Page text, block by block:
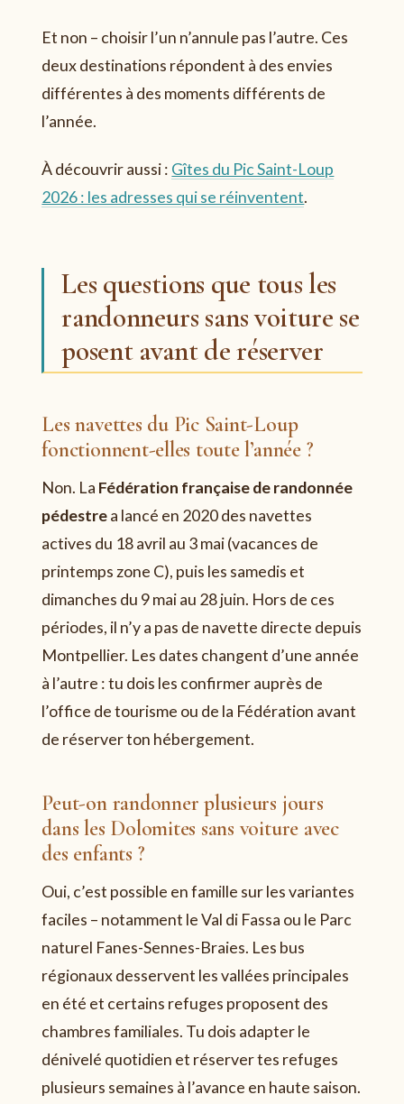
Et non – choisir l’un n’annule pas l’autre. Ces
deux destinations répondent à des envies
différentes à des moments différents de
l’année.
À découvrir aussi : Gîtes du Pic Saint-Loup
2026 : les adresses qui se réinventent.
Les questions que tous les
randonneurs sans voiture se
posent avant de réserver
Les navettes du Pic Saint-Loup
fonctionnent-elles toute l’année ?
Non. La Fédération française de randonnée
pédestrea lancé en 2020 des navettes
actives du 18 avril au 3 mai (vacances de
printemps zone C), puis les samedis et
dimanches du 9 mai au 28 juin. Hors de ces
périodes, il n’y a pas de navette directe depuis
Montpellier. Les dates changent d’une année
à l’autre : tu dois les confirmer auprès de
l’office de tourisme ou de la Fédération avant
de réserver ton hébergement.
Peut-on randonner plusieurs jours
dans les Dolomites sans voiture avec
des enfants ?
Oui, c’est possible en famille sur les variantes
faciles – notamment le Val di Fassa ou le Parc
naturel Fanes-Sennes-Braies. Les bus
régionaux desservent les vallées principales
en été et certains refuges proposent des
chambres familiales. Tu dois adapter le
dénivelé quotidien et réserver tes refuges
plusieurs semaines à l’avance en haute saison.